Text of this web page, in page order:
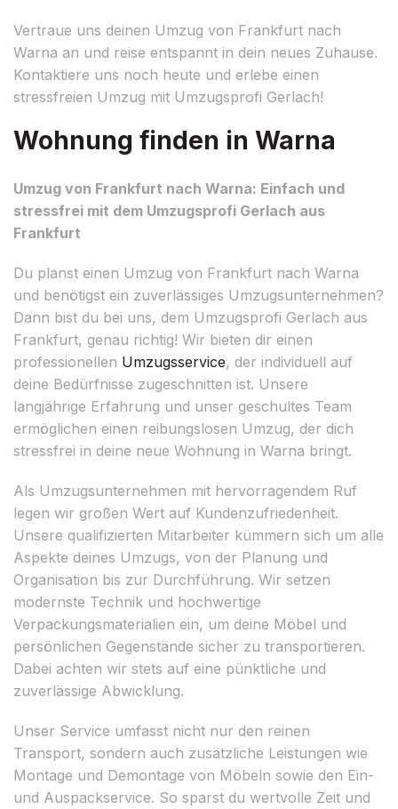
Vertraue uns deinen Umzug von Frankfurt nach
Warna an und reise entspannt in dein neues Zuhause.
Kontaktiere uns noch heute und erlebe einen
stressfreien Umzug mit Umzugsprofi Gerlach!
Wohnung finden in Warna
Umzug von Frankfurt nach Warna: Einfach und
stressfrei mit dem Umzugsprofi Gerlach aus
Frankfurt
Du planst einen Umzug von Frankfurt nach Warna
und benötigst ein zuverlässiges Umzugsunternehmen?
Dann bist du bei uns, dem Umzugsprofi Gerlach aus
Frankfurt, genau richtig! Wir bieten dir einen
professionellen Umzugsservice, der individuell auf
deine Bedürfnisse zugeschnitten ist. Unsere
langjährige Erfahrung und unser geschultes Team
ermöglichen einen reibungslosen Umzug, der dich
stressfrei in deine neue Wohnung in Warna bringt.
Als Umzugsunternehmen mit hervorragendem Ruf
legen wir großen Wert auf Kundenzufriedenheit.
Unsere qualifizierten Mitarbeiter kümmern sich um alle
Aspekte deines Umzugs, von der Planung und
Organisation bis zur Durchführung. Wir setzen
modernste Technik und hochwertige
Verpackungsmaterialien ein, um deine Möbel und
persönlichen Gegenstände sicher zu transportieren.
Dabei achten wir stets auf eine pünktliche und
zuverlässige Abwicklung.
Unser Service umfasst nicht nur den reinen
Transport, sondern auch zusätzliche Leistungen wie
Montage und Demontage von Möbeln sowie den Ein-
und Auspackservice. So sparst du wertvolle Zeit und